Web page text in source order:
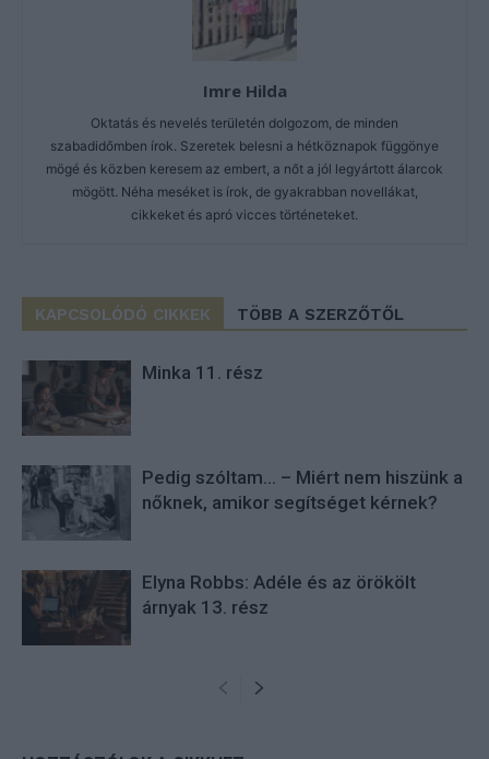
Imre Hilda
Oktatás és nevelés területén dolgozom, de minden
szabadidőmben írok. Szeretek belesni a hétköznapok függönye
mögé és közben keresem az embert, a nőt a jól legyártott álarcok
mögött. Néha meséket is írok, de gyakrabban novellákat,
cikkeket és apró vicces történeteket.
KAPCSOLÓDÓ CIKKEK TÖBB A SZERZŐTŐL
Minka 11. rész
Pedig szóltam… – Miért nem hiszünk a
nőknek, amikor segítséget kérnek?
Elyna Robbs: Adéle és az örökölt
árnyak 13. rész